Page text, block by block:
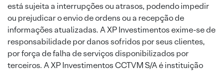
está sujeita a interrupções ou atrasos, podendo impedir
ou prejudicar o envio de ordens ou a recepção de
informações atualizadas. A XP Investimentos exime-se de
responsabilidade por danos sofridos por seus clientes,
por força de falha de serviços disponibilizados por
terceiros. A XP Investimentos CCTVM S/A é instituição